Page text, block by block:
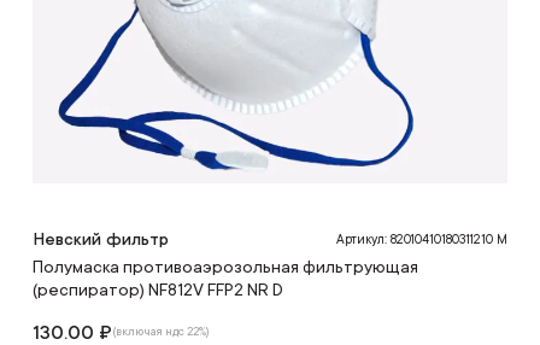
Невский фильтр Артикул: 82010410180311210 M
Полумаска противоаэрозольная фильтрующая
(респиратор) NF812V FFP2 NR D
130.00 ₽(включая ндс 22%)